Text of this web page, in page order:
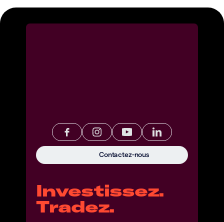
Investissez.
Tradez.